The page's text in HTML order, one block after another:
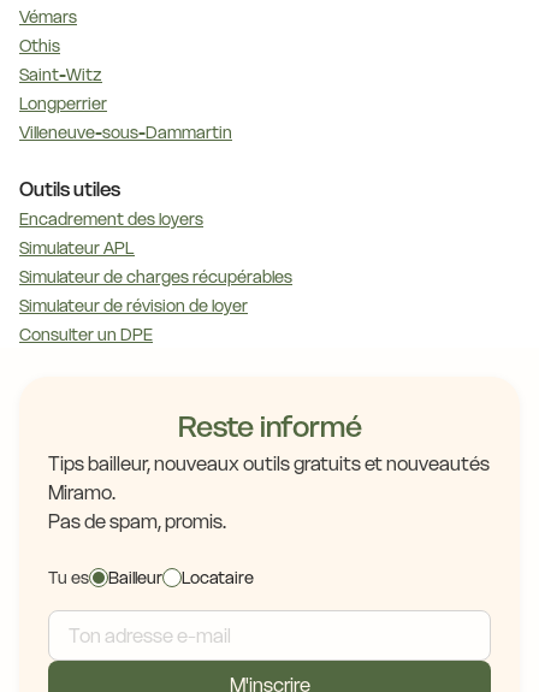
Vémars
Othis
Saint-Witz
Longperrier
Villeneuve-sous-Dammartin
Outils utiles
Encadrement des loyers
Simulateur APL
Simulateur de charges récupérables
Simulateur de révision de loyer
Consulter un DPE
Reste informé
Tips bailleur, nouveaux outils gratuits et nouveautés
Miramo.
Pas de spam, promis.
Tu es Bailleur Locataire
M'inscrire